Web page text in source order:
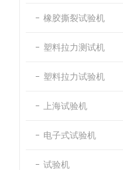
橡胶撕裂试验机
塑料拉力测试机
塑料拉力试验机
上海试验机
电子式试验机
试验机